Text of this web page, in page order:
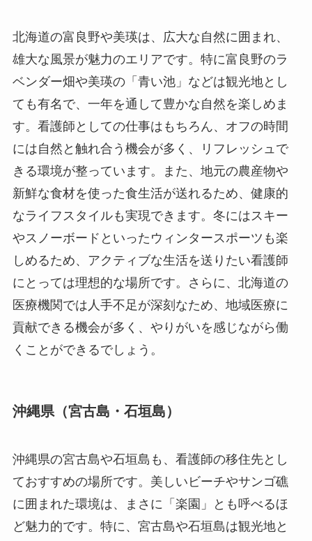
北海道の富良野や美瑛は、広大な自然に囲まれ、
雄大な風景が魅力のエリアです。特に富良野のラ
ベンダー畑や美瑛の「青い池」などは観光地とし
ても有名で、一年を通して豊かな自然を楽しめま
す。看護師としての仕事はもちろん、オフの時間
には自然と触れ合う機会が多く、リフレッシュで
きる環境が整っています。また、地元の農産物や
新鮮な食材を使った食生活が送れるため、健康的
なライフスタイルも実現できます。冬にはスキー
やスノーボードといったウィンタースポーツも楽
しめるため、アクティブな生活を送りたい看護師
にとっては理想的な場所です。さらに、北海道の
医療機関では人手不足が深刻なため、地域医療に
貢献できる機会が多く、やりがいを感じながら働
くことができるでしょう。
沖縄県（宮古島・石垣島）
沖縄県の宮古島や石垣島も、看護師の移住先とし
ておすすめの場所です。美しいビーチやサンゴ礁
に囲まれた環境は、まさに「楽園」とも呼べるほ
ど魅力的です。特に、宮古島や石垣島は観光地と